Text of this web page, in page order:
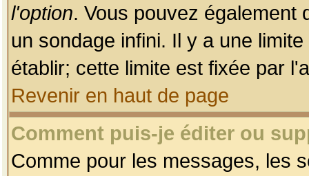
l'option. Vous pouvez également
un sondage infini. Il y a une
établir; cette limite est fixée par
Revenir en haut de page
Comment puis-je éditer ou
Comme pour les messages, les